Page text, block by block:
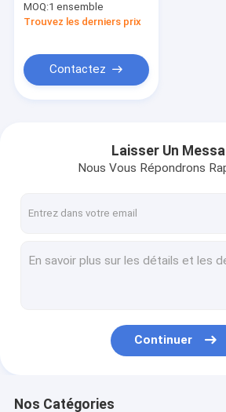
dégrossi rectifiant et
machine de polonais
MOQ:1 ensemble
Trouvez les derniers prix
Contactez
Laisser Un
Nous Vous Répondrons
Continuer
Nos Catégories